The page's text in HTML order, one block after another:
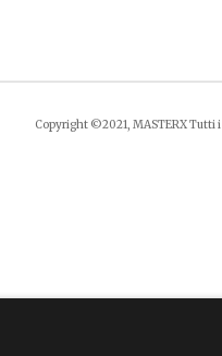
Copyright ©2021, MASTERX Tutti